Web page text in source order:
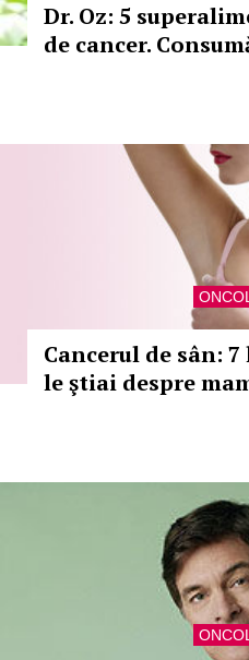
Dr. Oz: 5
de cancer.
Cancerul de sân:
le ştiai despre